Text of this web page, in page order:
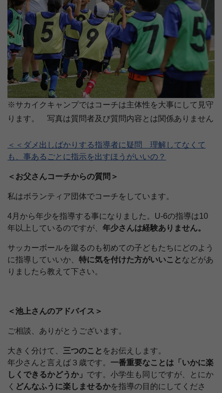
※サカイクキャンプではコーチは主体性を大事にして見守
ります。 写真は質問者及び質問内容とは関係ありません
＜＜ダメ出しばかりする指導者に疑問 理解してなくて
も、事あるごとに指示を出すほうがいいの？
＜お父さんコーチからの質問＞
私はボランティア団体でコーチをしています。
4月から年少を指導する事になりました。U‐6の指導は10
年以上しているのですが、 年少さんは経験ありません。
サッカーボールを蹴るのも初めての子どもたちにどのよう
に指導していいか、 特に気を付けた方がいいこと などがあ
りましたら教えて下さい。
＜池上さんのアドバイス＞
ご相談、ありがとうございます。
大きく分けて、 三つのこと をお伝えします。
年少さんと言えば３歳です。 一番重要なことは「いかに楽
しくできるかどうか」 です。小学生も同じですが、とにか
く どんなふうに楽しませるかを指導の目的にしてくださ